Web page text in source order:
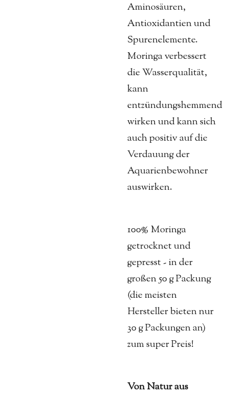
Aminosäuren,
Antioxidantien und
Spurenelemente.
Moringa verbessert
die Wasserqualität,
kann
entzündungshemmend
wirken und kann sich
auch positiv auf die
Verdauung der
Aquarienbewohner
auswirken.
100% Moringa
getrocknet und
gepresst - in der
großen 50 g Packung
(die meisten
Hersteller bieten nur
30 g Packungen an)
zum super Preis!
Von Natur aus